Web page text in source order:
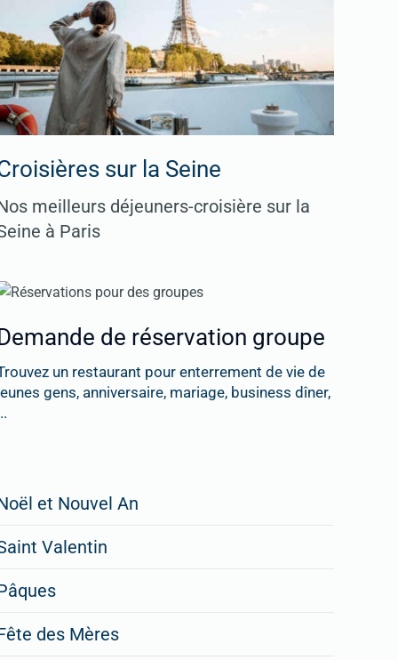
sur la Seine
meilleurs déjeuners-croisière sur la
à Paris
de réservation groupe
un restaurant pour enterrement de vie de
gens, anniversaire, mariage, business dîner,
figurer
vos
spéciaux
et Nouvel An
Valentin
des Mères